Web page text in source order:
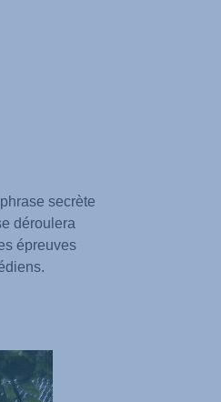
secrète
déroulera
épreuves